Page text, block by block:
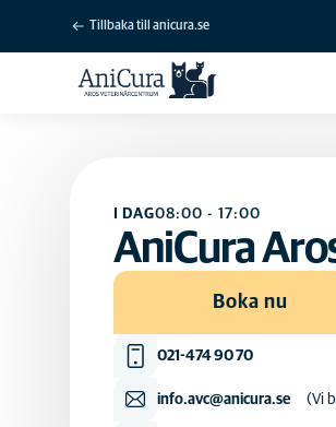
Tillbaka till anicura.se
I DAG08:00 - 17:00
AniCura
Boka nu
021-474 90 70
info.avc@anicura.se (Vi